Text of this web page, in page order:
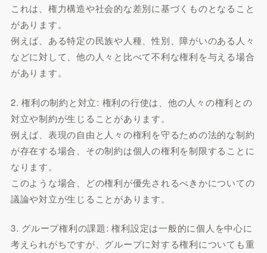
これは、権力構造や社会的な差別に基づくものとなること
があります。
例えば、ある特定の民族や人種、性別、障がいのある人々
などに対して、他の人々と比べて不利な権利を与える場合
があります。
2. 権利の制約と対立: 権利の行使は、他の人々の権利との
対立や制約が生じることがあります。
例えば、表現の自由と人々の権利を守るための法的な制約
が存在する場合、その制約は個人の権利を制限することに
なります。
このような場合、どの権利が優先されるべきかについての
議論や対立が生じることがあります。
3. グループ権利の課題: 権利設定は一般的に個人を中心に
考えられがちですが、グループに対する権利についても重